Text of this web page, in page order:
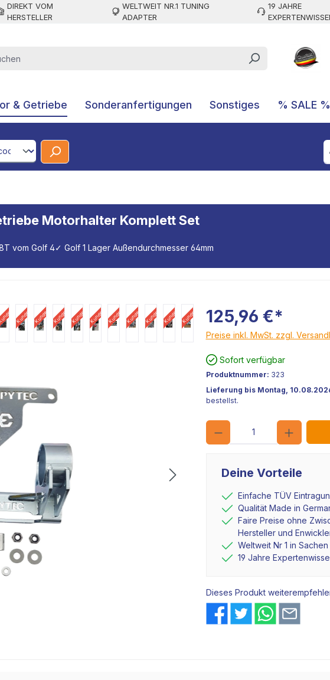
DIREKT VOM
HERSTELLER
WELTWEIT NR.1 TUNING
ADAPTER
19 JAHRE
& Getriebe Sonderanfertigungen Sonstiges % SALE %
Motorhalter Komplett Set
vom Golf 4✓ Golf 1 Lager Außendurchmesser 64mm
Kundenvideo
KundenbildKundenbildKundenbildKundenbildKundenbildKundenbildKundenbildKundenbildKundenbildKundenbild 125,96 €*
Preise inkl. MwSt. zzgl.
Sofort verfügbar
Produktnummer: 323
Lieferung bis Montag,
bestellst.
Anzahl
Deine Vorteile
Einfache TÜV
Qualität Made in
Faire Preise ohne
Hersteller und
Weltweit Nr 1 in
19 Jahre
Dieses Produkt